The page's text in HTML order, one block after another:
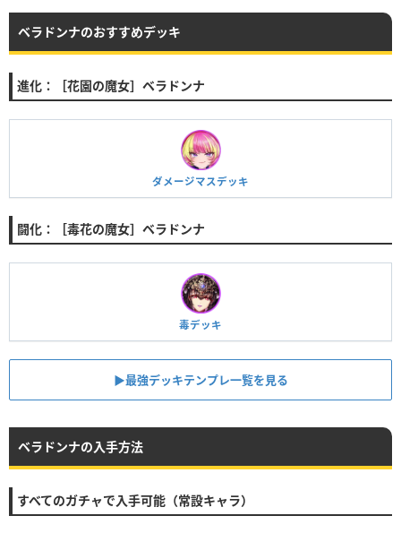
ベラドンナのおすすめデッキ
進化：［花園の魔女］ベラドンナ
ダメージマスデッキ
闘化：［毒花の魔女］ベラドンナ
毒デッキ
▶︎最強デッキテンプレ一覧を見る
ベラドンナの入手方法
すべてのガチャで入手可能（常設キャラ）